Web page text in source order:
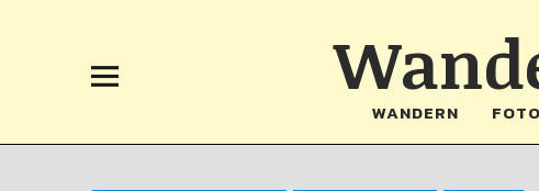
WANDERN